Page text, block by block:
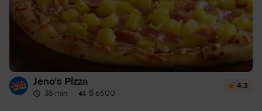
Jeno's Pizza
35 min · $ 6500
4.3